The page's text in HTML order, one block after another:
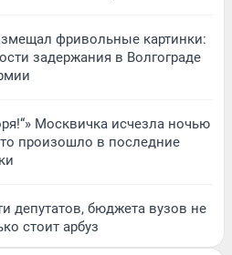
фривольные картинки:
задержания в Волгограде
Москвичка исчезла ночью
произошло в последние
депутатов, бюджета вузов не
стоит арбуз